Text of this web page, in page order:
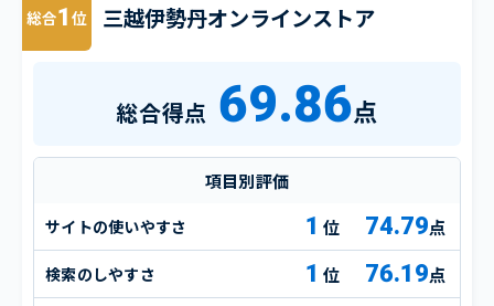
総合1 位 三越伊勢丹オンラインストア
総合得点 69.86点
項目別評価
サイトの使いやすさ 1 74.79点
検索のしやすさ 1 76.19点